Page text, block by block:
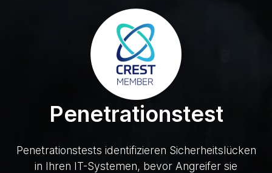
Penetrationstest
Penetrationstests identifizieren Sicherheitslücken
in Ihren IT-Systemen, bevor Angreifer sie